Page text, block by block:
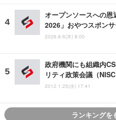
オープンソースへの
2026」おやつスポン
2026.8.6(木) 8:00
政府機関にも組織内
リティ政策会議（NISC
2012.1.25(水) 17:41
ランキングを